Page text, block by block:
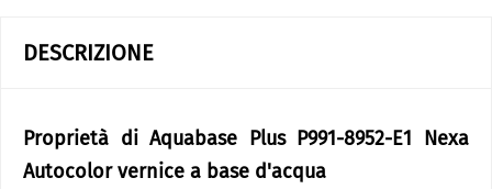
DESCRIZIONE
Proprietà di Aquabase Plus P991-8952-E1 Nexa
Autocolor vernice a base d'acqua